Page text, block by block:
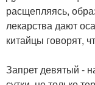
расщепляясь,
лекарства дают
китайцы говорят,
Запрет девятый -